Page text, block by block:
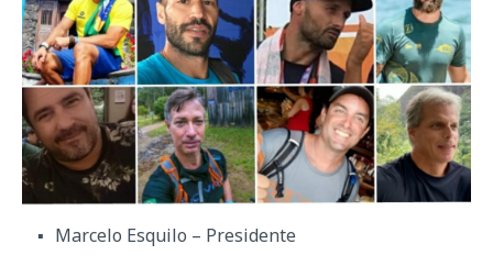
Marcelo Esquilo – Presidente